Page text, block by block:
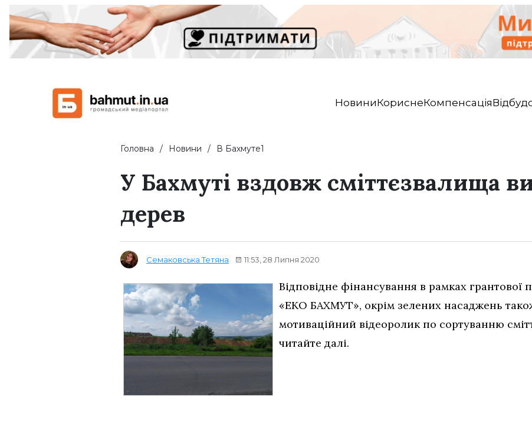
НовиниКориснеКомпенсація
Головна Новини В Бахмуте1
У Бахмуті вздовж сміттєзвалища
дерев
Семаковська Тетяна 11:53, 28 Липня 2020
Відповідне фінансування в рамках
«ЕКО БАХМУТ», окрім зелених насаджень
мотиваційний відеоролик по сортуванню
читайте далі.